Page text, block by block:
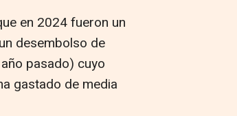
en 2024 fueron un
desembolso de
pasado) cuyo
gastado de media